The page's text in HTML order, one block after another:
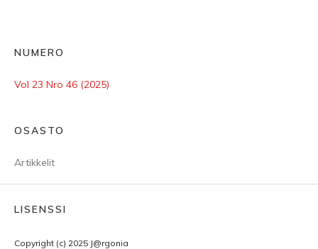
NUMERO
Vol 23 Nro 46 (2025)
OSASTO
Artikkelit
LISENSSI
Copyright (c) 2025 J@rgonia